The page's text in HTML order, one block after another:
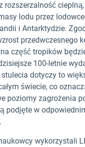
rozszerzalność
lodu przez
i Antarktydzie.
przedwczesnego
część tropików
100-letnie
stulecia dotyczy to
świecie, co
poziomy zagrożenia
podjęte w
wykorzystali